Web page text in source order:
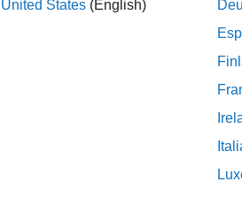
United States (English)